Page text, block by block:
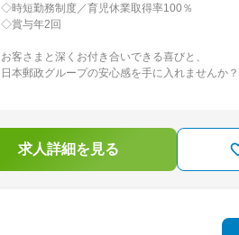
◇時短勤務制度／育児休業取得率100％
◇賞与年2回
お客さまと深くお付き合いできる喜びと、
日本郵政グループの安心感を手に入れませんか？
求人詳細を見る